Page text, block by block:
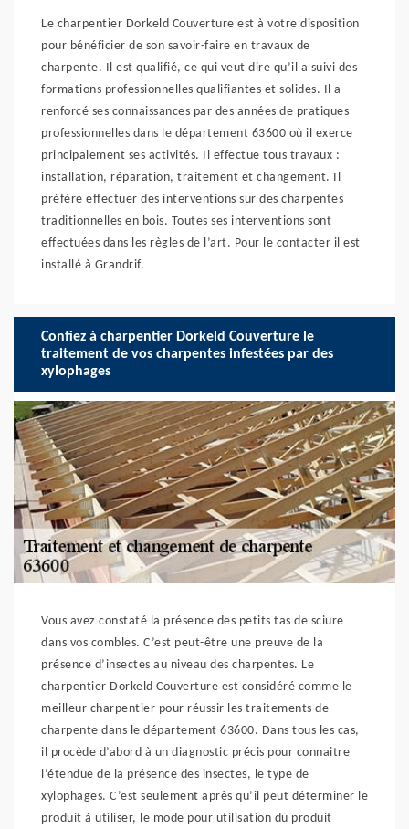
Le charpentier Dorkeld Couverture est à votre disposition
pour bénéficier de son savoir-faire en travaux de
charpente. Il est qualifié, ce qui veut dire qu’il a suivi des
formations professionnelles qualifiantes et solides. Il a
renforcé ses connaissances par des années de pratiques
professionnelles dans le département 63600 où il exerce
principalement ses activités. Il effectue tous travaux :
installation, réparation, traitement et changement. Il
préfère effectuer des interventions sur des charpentes
traditionnelles en bois. Toutes ses interventions sont
effectuées dans les règles de l’art. Pour le contacter il est
installé à Grandrif.
Confiez à charpentier Dorkeld Couverture le
traitement de vos charpentes infestées par des
xylophages
Vous avez constaté la présence des petits tas de sciure
dans vos combles. C’est peut-être une preuve de la
présence d’insectes au niveau des charpentes. Le
charpentier Dorkeld Couverture est considéré comme le
meilleur charpentier pour réussir les traitements de
charpente dans le département 63600. Dans tous les cas,
il procède d’abord à un diagnostic précis pour connaitre
l’étendue de la présence des insectes, le type de
xylophages. C’est seulement après qu’il peut déterminer le
produit à utiliser, le mode pour utilisation du produit